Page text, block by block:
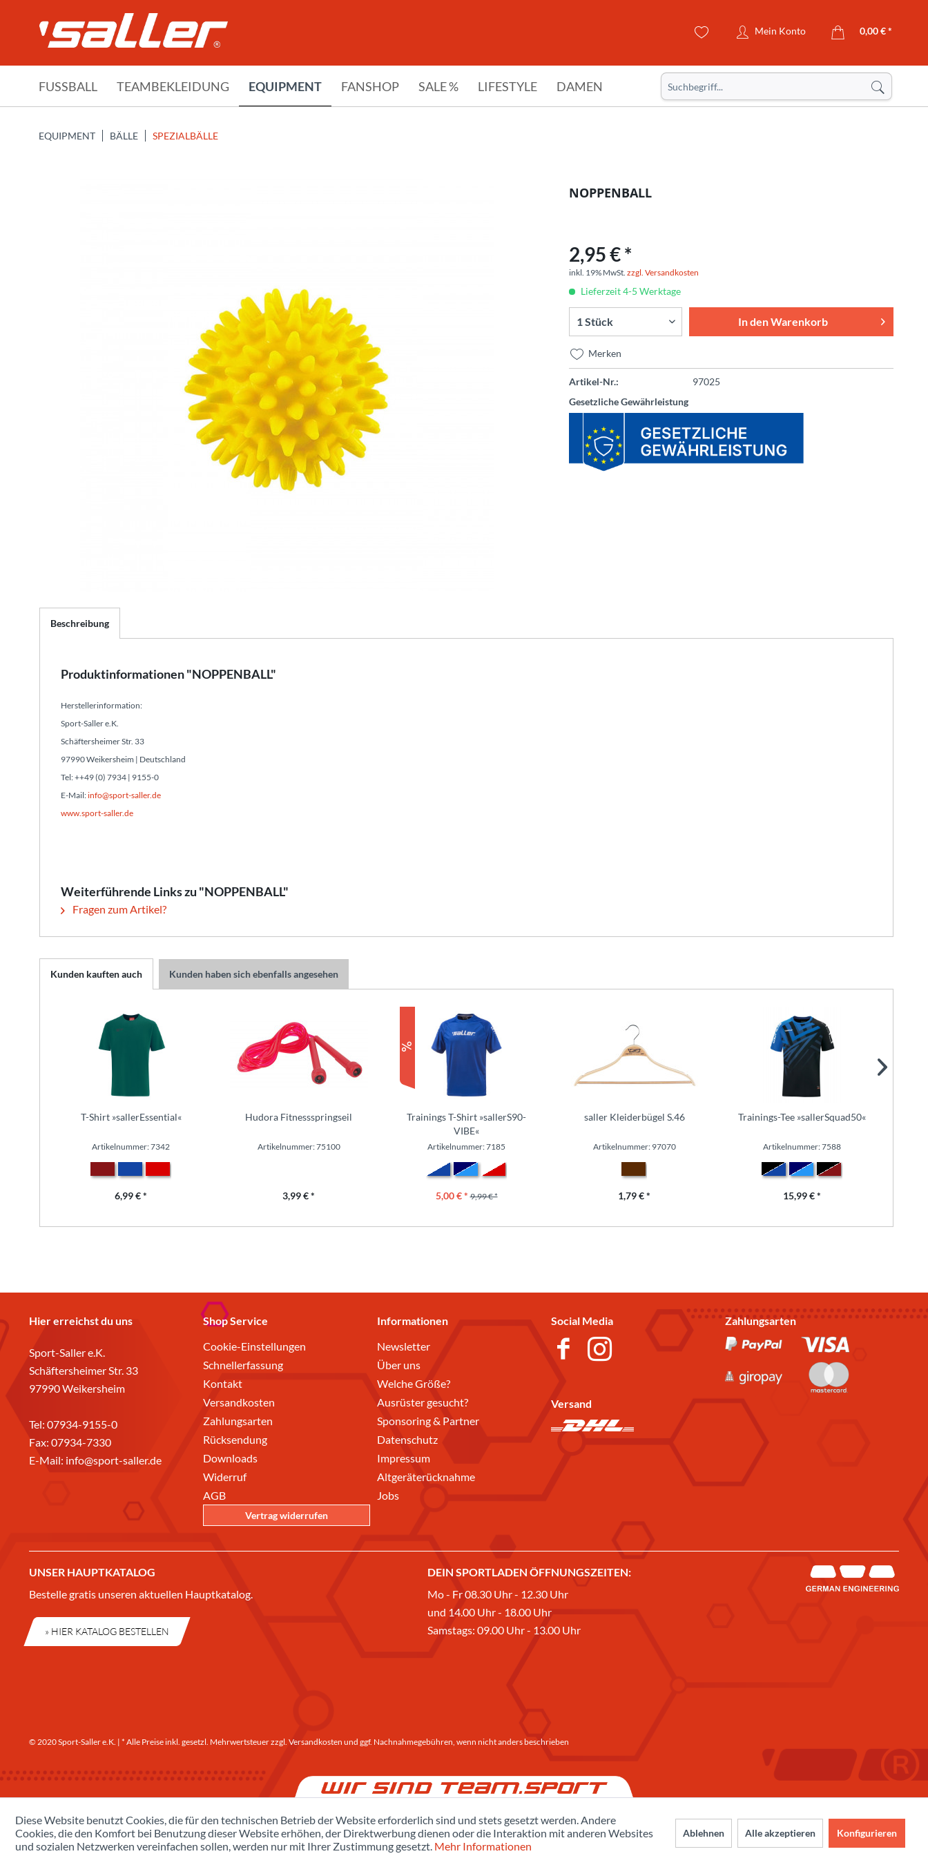
Mein Konto 0,00 € *
FUSSBALL TEAMBEKLEIDUNG EQUIPMENT FANSHOP SALE % LIFESTYLE DAMEN
EQUIPMENT BÄLLE SPEZIALBÄLLE
NOPPENBALL
2,95 € *
inkl. 19% MwSt. zzgl. Versandkosten
Lieferzeit 4-5 Werktage
In denWarenkorb
Merken
Artikel-Nr.:
97025
Gesetzliche Gewährleistung
Beschreibung
Produktinformationen "NOPPENBALL"
Herstellerinformation:
Sport-Saller e.K.
Schäftersheimer Str. 33
97990 Weikersheim | Deutschland
Tel: ++49 (0) 7934 | 9155-0
E-Mail:info@sport-saller.de
www.sport-saller.de
Weiterführende Links zu "NOPPENBALL"
Fragen zum Artikel?
Kunden kauften auch Kunden haben sich ebenfalls angesehen
T-Shirt »sallerEssential«
Artikelnummer: 7342
6,99 € *
Hudora Fitnessspringseil
Artikelnummer: 75100
3,99 € *
Trainings T-Shirt »sallerS90-
VIBE«
Artikelnummer: 7185
5,00 € * 9,99 € *
saller Kleiderbügel S.46
Artikelnummer: 97070
1,79 € *
Trainings-Tee »sallerSquad50«
Artikelnummer: 7588
15,99 € *
Hier erreichst du uns
Sport-Saller e.K.
Schäftersheimer Str. 33
97990 Weikersheim
Tel: 07934-9155-0
Fax: 07934-7330
E-Mail: info@sport-saller.de
Shop Service
Cookie-Einstellungen
Schnellerfassung
Kontakt
Versandkosten
Zahlungsarten
Rücksendung
Downloads
Widerruf
AGB
Vertrag widerrufen
Informationen
Newsletter
Über uns
Welche Größe?
Ausrüster gesucht?
Sponsoring & Partner
Datenschutz
Impressum
Altgeräterücknahme
Jobs
Social Media
Versand
Zahlungsarten
UNSER HAUPTKATALOG
Bestelle gratis unseren aktuellen Hauptkatalog.
» HIER KATALOG BESTELLEN
DEIN SPORTLADEN ÖFFNUNGSZEITEN:
Mo - Fr 08.30 Uhr - 12.30 Uhr
und 14.00 Uhr - 18.00 Uhr
Samstags: 09.00 Uhr - 13.00 Uhr
© 2020 Sport-Saller e.K. | * Alle Preise inkl. gesetzl. Mehrwertsteuer zzgl. Versandkosten und ggf. Nachnahmegebühren, wenn nicht anders beschrieben
Diese Website benutzt Cookies, die für den technischen Betrieb der Website erforderlich sind und stets gesetzt werden. Andere
Cookies, die den Komfort bei Benutzung dieser Website erhöhen, der Direktwerbung dienen oder die Interaktion mit anderen Websites
und sozialen Netzwerken vereinfachen sollen, werden nur mit Ihrer Zustimmung gesetzt. Mehr Informationen
Ablehnen Alle akzeptieren Konfigurieren